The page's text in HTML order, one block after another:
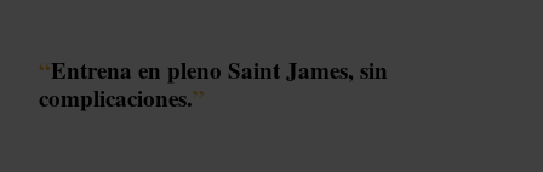
“Entrena en pleno Saint James, sin
complicaciones.”